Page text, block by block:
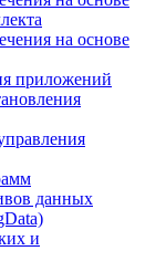
на основе
приложений
данных
и